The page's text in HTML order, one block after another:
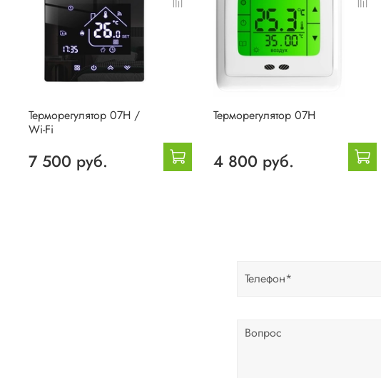
Терморегулятор 07H /
Wi-Fi
7 500 руб.
Терморегулятор 07H
4 800 руб.